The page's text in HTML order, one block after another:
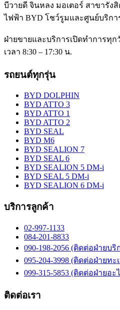
บีวายดี จินหลง มอเตอร์ สาขารัง
ไฟฟ้า BYD โชว์รูมและศูนย์บริกา
ฝ่ายขายและบริการเปิดทำการทุก
เวลา 8:30 – 17:30 น.
รถยนต์ทุกรุ่น
BYD DOLPHIN
BYD ATTO 3
BYD ATTO 1
BYD ATTO 2
BYD SEAL
BYD M6
BYD SEALION 7
BYD SEAL 6
BYD SEALION 5 DM-i
BYD SEAL 5 DM-i
BYD SEALION 6 DM-i
บริการลูกค้า
02-997-1133
084-201-8833
090-198-2056 (ติดต่อฝ่ายบริ
095-204-3998 (ติดต่อฝ่ายทะ
099-315-5853 (ติดต่อฝ่ายอะ
ติดต่อเรา